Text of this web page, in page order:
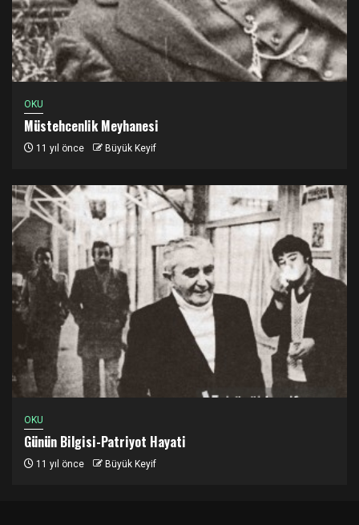
OKU
Müstehcenlik Meyhanesi
11 yıl önce Büyük Keyif
OKU
Günün Bilgisi-Patriyot Hayati
11 yıl önce Büyük Keyif